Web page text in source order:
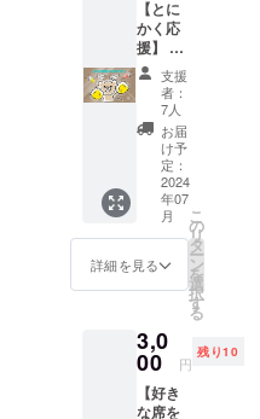
品ポス
トカー
ドは同
梱して
お届け
いたし
ます
たち！
そして
当劇団
恒例の
豪華
じゃん
けん大
会、お
客様と
の交流
会など
楽しい
内容が
満載！
贈りす
る 2時
間の豪
華イベ
観劇＆
ワーク
ショッ
プ体
験“学
生”チ
ケッ
ト】
2018年
から大
分県臼
杵市で
の舞台
公演を
グルー
プシア
ターメ
ンバー
【とに
かく応
援】 感
謝の気
持ちを
込め
て、出
演者か
らお礼
の動画
メッ
セージ
をお送
りしま
す。 ※
こちら
ターン
のみ非
売品の
限定ポ
スト
支援
者：
7人
お届
け予
定：
2024
年07
月
詳細を見る
こ
の
リ
タ
ー
ン
を
選
択
す
る
3,0
00 円
残り10
【好き
な席を